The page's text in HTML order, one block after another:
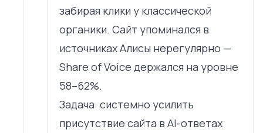
забирая клики у классической
органики. Сайт упоминался в
источниках Алисы нерегулярно —
Share of Voice держался на уровне
58–62%.
Задача: системно усилить
присутствие сайта в AI-ответах